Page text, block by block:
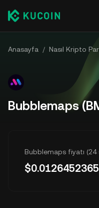
Anasayfa / Nasıl Kripto
Bubblemaps
Bubblemaps fiyatı (24
$